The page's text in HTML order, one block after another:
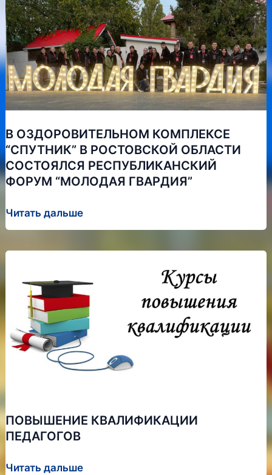
В ОЗДОРОВИТЕЛЬНОМ КОМПЛЕКСЕ
“СПУТНИК” В РОСТОВСКОЙ ОБЛАСТИ
СОСТОЯЛСЯ РЕСПУБЛИКАНСКИЙ
ФОРУМ “МОЛОДАЯ ГВАРДИЯ”
В
ОЗДОРОВИТЕЛЬНОМ
В
РОСТОВСКОЙ
ОБЛАСТИ
СОСТОЯЛСЯ
РЕСПУБЛИКАНСКИЙ
Читать дальше
ПОВЫШЕНИЕ КВАЛИФИКАЦИИ
ПЕДАГОГОВ
ПОВЫШЕНИЕ
Читать дальше